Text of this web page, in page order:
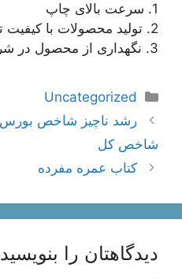
1. سرعت بالای چاپ
2. تولید محصولات با کیفیت تر
3. نگهداری از محصول در شرایط مختلف
دسته‌ها
Uncategorized
ناوبری
نوشته‌ها
شاخص کل
کتاب عمره مفرده
دیدگاهتان را بنویسید